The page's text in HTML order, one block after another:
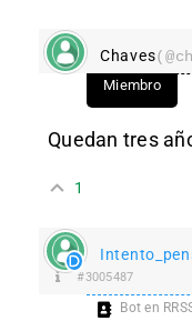
Chaves
Miembro
Quedan tres
1
#3005487
Bot en